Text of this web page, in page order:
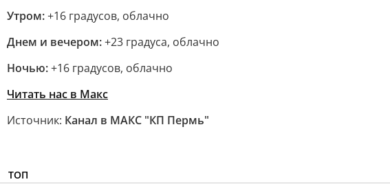
Утром:+16 градусов, облачно
Днем и вечером:+23 градуса, облачно
Ночью:+16 градусов, облачно
Читать нас в Макс
Источник: Канал в МАКС "КП Пермь"
ТОП